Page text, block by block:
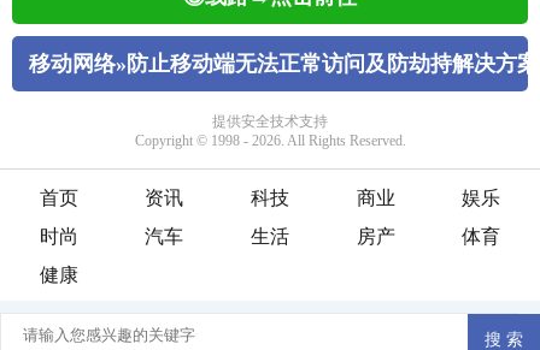
首页 资讯 科技 商业
娱乐
时尚
汽车 生活 房产
体育
健康